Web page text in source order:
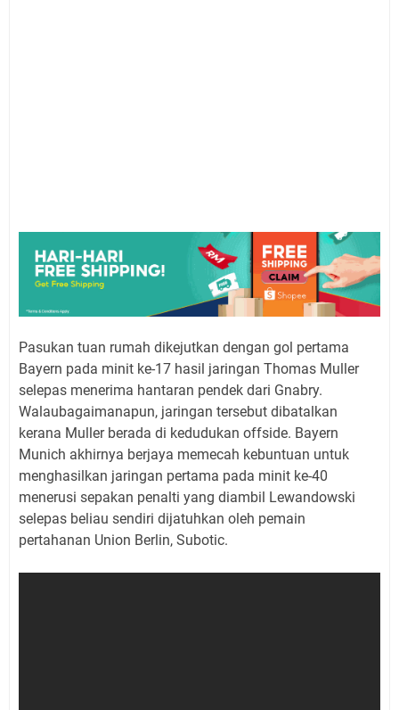
Pasukan tuan rumah dikejutkan dengan gol pertama
Bayern pada minit ke-17 hasil jaringan Thomas Muller
selepas menerima hantaran pendek dari Gnabry.
Walaubagaimanapun, jaringan tersebut dibatalkan
kerana Muller berada di kedudukan offside. Bayern
Munich akhirnya berjaya memecah kebuntuan untuk
menghasilkan jaringan pertama pada minit ke-40
menerusi sepakan penalti yang diambil Lewandowski
selepas beliau sendiri dijatuhkan oleh pemain
pertahanan Union Berlin, Subotic.